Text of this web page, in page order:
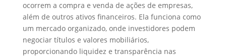
ocorrem a compra e venda de ações de empresas,
além de outros ativos financeiros. Ela funciona como
um mercado organizado, onde investidores podem
negociar títulos e valores mobiliários,
proporcionando liquidez e transparência nas